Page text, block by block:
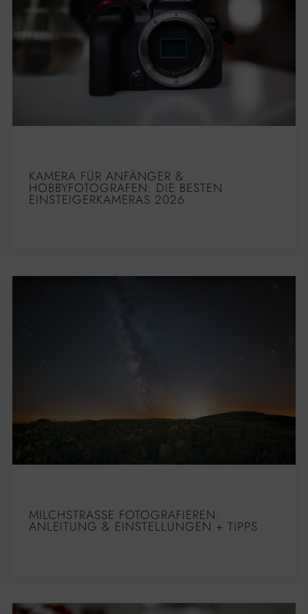
KAMERA FÜR ANFÄNGER &
HOBBYFOTOGRAFEN: DIE BESTEN
EINSTEIGERKAMERAS 2026
MILCHSTRASSE FOTOGRAFIEREN: A
NLEITUNG & EINSTELLUNGEN + TIPPS